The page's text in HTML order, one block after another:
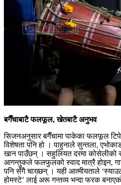
बगैँचाबाटै फलफूल, खेतबाटै अनुभव
सिजनअनुसार बगैँचामा पाकेका फलफूल
विशेषता पनि हो । पाहुनाले सुन्तला,
खान पाउँछन् । सहुलियत दरमा कोसेलीको
आगन्तुकले फलफुलको स्वाद मात्रै होइन,
पनि सँगै चाख्छन् । यही आत्मीयताले
होमस्टे’ लाई अरू गन्तव्य भन्दा फरक